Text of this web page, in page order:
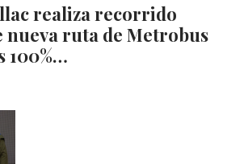
realiza recorrido
ruta de Metrobus
100%…